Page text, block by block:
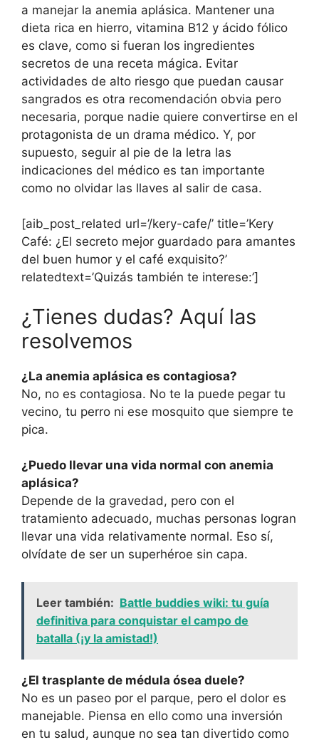
a manejar la anemia aplásica. Mantener una
dieta rica en hierro, vitamina B12 y ácido fólico
es clave, como si fueran los ingredientes
secretos de una receta mágica. Evitar
actividades de alto riesgo que puedan causar
sangrados es otra recomendación obvia pero
necesaria, porque nadie quiere convertirse en el
protagonista de un drama médico. Y, por
supuesto, seguir al pie de la letra las
indicaciones del médico es tan importante
como no olvidar las llaves al salir de casa.
[aib_post_related url=’/kery-cafe/’ title=’Kery
Café: ¿El secreto mejor guardado para amantes
del buen humor y el café exquisito?’
relatedtext=’Quizás también te interese:’]
¿Tienes dudas? Aquí las
resolvemos
¿La anemia aplásica es contagiosa?
No, no es contagiosa. No te la puede pegar tu
vecino, tu perro ni ese mosquito que siempre te
pica.
¿Puedo llevar una vida normal con anemia
aplásica?
Depende de la gravedad, pero con el
tratamiento adecuado, muchas personas logran
llevar una vida relativamente normal. Eso sí,
olvídate de ser un superhéroe sin capa.
Leer también: Battle buddies wiki: tu guía
definitiva para conquistar el campo de
batalla (¡y la amistad!)
¿El trasplante de médula ósea duele?
No es un paseo por el parque, pero el dolor es
manejable. Piensa en ello como una inversión
en tu salud, aunque no sea tan divertido como